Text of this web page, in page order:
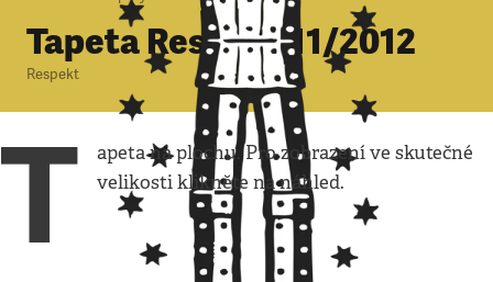
Tapeta Respekt 11/2012
Respekt
T
apeta na plochu. Pro zobrazení ve skutečné
velikosti klikněte na náhled.